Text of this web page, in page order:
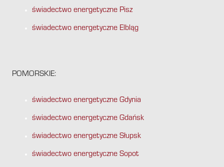
świadectwo energetyczne Pisz
świadectwo energetyczne Elbląg
POMORSKIE:
świadectwo energetyczne Gdynia
świadectwo energetyczne Gdańsk
świadectwo energetyczne Słupsk
świadectwo energetyczne Sopot